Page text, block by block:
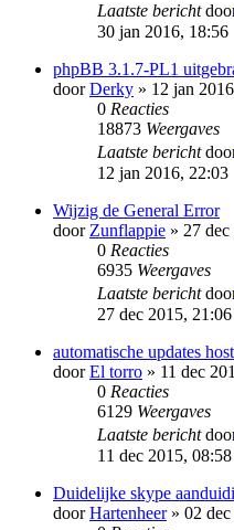
Laatste bericht
30 jan 2016, 18:56
phpBB 3.1.7-PL1
doorDerky » 12 jan
0 Reacties
18873 Weergaves
Laatste bericht
12 jan 2016, 22:03
Wijzig de General Error
doorZunflappie » 27
0 Reacties
6935 Weergaves
Laatste bericht
27 dec 2015, 21:06
automatische updates
doorEl torro » 11 dec
0 Reacties
6129 Weergaves
Laatste bericht
11 dec 2015, 08:58
Duidelijke skype
doorHartenheer» 02 dec